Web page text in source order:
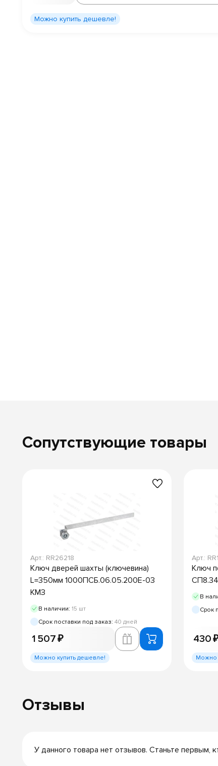
Можно купить дешевле!
Сопутствующие товары
Арт.: RR26218
Ключ дверей шахты (ключевина)
L=350мм 1000ПСБ.06.05.200Е-03
КМЗ
В наличии: 15 шт
Срок поставки под заказ: 40 дней
1 507 ₽
Можно купить дешевле!
Арт.:
Ключ
В
Срок
430
Можно
Отзывы
У данного товара нет отзывов. Станьте первым,